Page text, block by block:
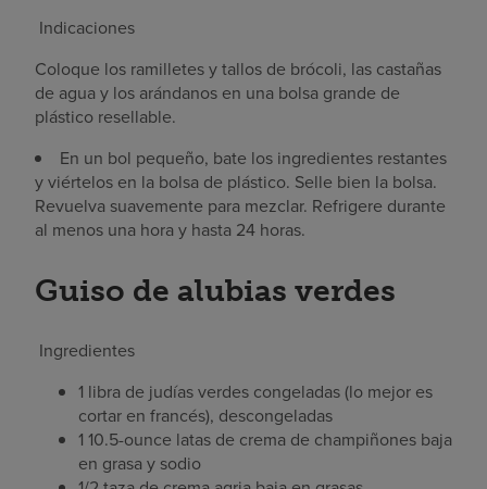
Indicaciones
Coloque los ramilletes y tallos de brócoli, las castañas
de agua y los arándanos en una bolsa grande de
plástico resellable.
En un bol pequeño, bate los ingredientes restantes
y viértelos en la bolsa de plástico. Selle bien la bolsa.
Revuelva suavemente para mezclar. Refrigere durante
al menos una hora y hasta 24 horas.
Guiso de alubias verdes
Ingredientes
1 libra de judías verdes congeladas (lo mejor es
cortar en francés), descongeladas
1 10.5-ounce latas de crema de champiñones baja
en grasa y sodio